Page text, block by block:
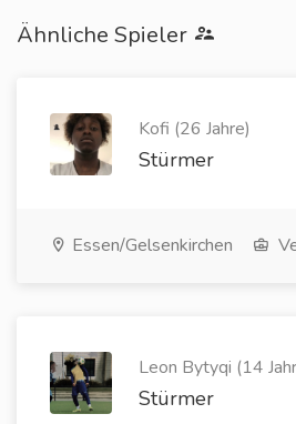
Ähnliche Spieler
Kofi (26 Jahre)
Stürmer
Essen/Gelsenkirchen
Leon Bytyqi (14
Stürmer